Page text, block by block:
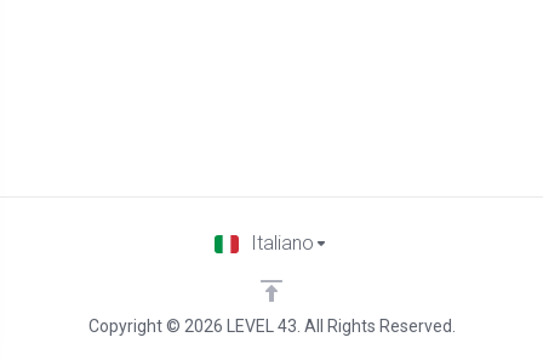
Copyright © 2026 LEVEL 43. All Rights Reserved.
Italiano